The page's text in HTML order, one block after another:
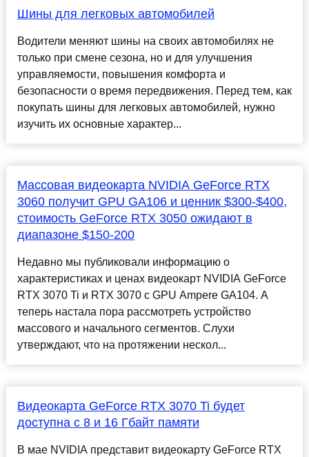
Шины для легковых автомобилей
Водители меняют шины на своих автомобилях не
только при смене сезона, но и для улучшения
управляемости, повышения комфорта и
безопасности о время передвижения. Перед тем, как
покупать шины для легковых автомобилей, нужно
изучить их основные характер...
Массовая видеокарта NVIDIA GeForce RTX
3060 получит GPU GA106 и ценник $300-$400,
стоимость GeForce RTX 3050 ожидают в
диапазоне $150-200
Недавно мы публиковали информацию о
характеристиках и ценах видеокарт NVIDIA GeForce
RTX 3070 Ti и RTX 3070 с GPU Ampere GA104. А
теперь настала пора рассмотреть устройство
массового и начального сегментов. Слухи
утверждают, что на протяжении нескол...
Видеокарта GeForce RTX 3070 Ti будет
доступна с 8 и 16 Гбайт памяти
В мае NVIDIA представит видеокарту GeForce RTX